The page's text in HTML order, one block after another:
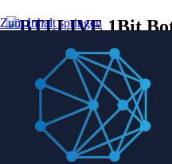
Zum Inhalt springen
Bit
Wählen Sie uns für
effizientes Krypto-
Bit Bot App Pro